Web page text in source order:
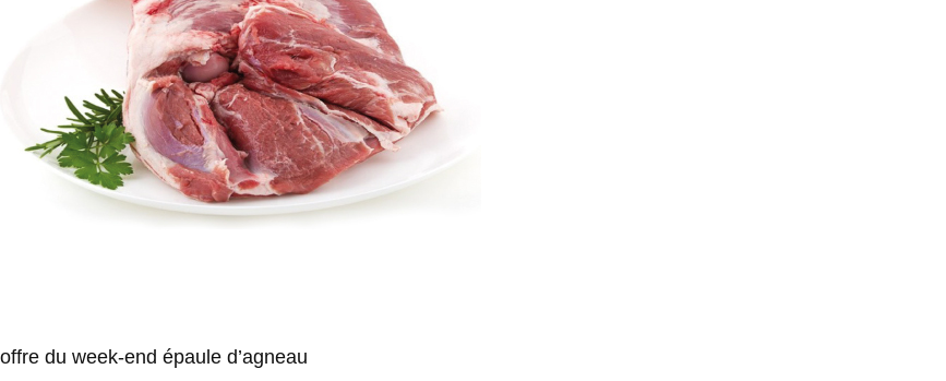
offre du week-end épaule d’agneau